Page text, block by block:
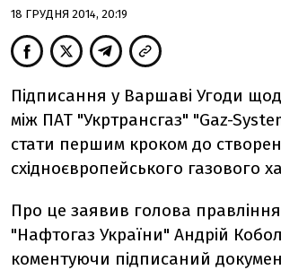
18 ГРУДНЯ 2014, 20:19
Підписання у Варшаві Угоди
між ПАТ "Укртрансгаз" "Gaz-
стати першим кроком до
східноєвропейського газового
Про це заявив голова
"Нафтогаз України" Андрій
коментуючи підписаний